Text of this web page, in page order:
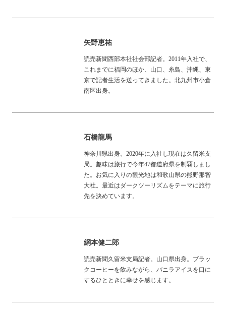
矢野恵祐
読売新聞西部本社社会部記者。2011年入社で、
これまでに福岡のほか、山口、糸島、沖縄、東
京で記者生活を送ってきました。北九州市小倉
南区出身。
石橋龍馬
神奈川県出身。2020年に入社し現在は久留米支
局。趣味は旅行で今年47都道府県を制覇しまし
た。お気に入りの観光地は和歌山県の熊野那智
大社。最近はダークツーリズムをテーマに旅行
先を決めています。
網本健二郎
読売新聞久留米支局記者。山口県出身。ブラッ
クコーヒーを飲みながら、バニラアイスを口に
するひとときに幸せを感じます。